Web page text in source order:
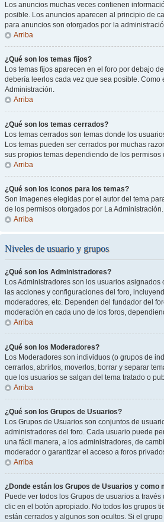
Los anuncios muchas veces contienen
posible. Los anuncios aparecen al principio de
para anuncios son otorgados por la
Arriba
¿Qué son los temas fijos?
Los temas fijos aparecen en el foro por debajo
debería leerlos cada vez que sea posible.
Administración.
Arriba
¿Qué son los temas cerrados?
Los temas cerrados son temas donde los
Los temas pueden ser cerrados por muchas
sus propios temas dependiendo de los
Arriba
¿Qué son los iconos para los temas?
Son imagenes elegidas por el autor del tema
de los permisos otorgados por La Administración.
Arriba
Niveles de usuario y grupos
¿Qué son los Administradores?
Los Administradores son los usuarios
las acciones y configuraciones del foro,
moderadores, etc. Dependen del fundador del
moderación en cada uno de los foros,
Arriba
¿Qué son los Moderadores?
Los Moderadores son individuos (o grupos de
cerrarlos, abrirlos, moverlos, borrar y separar
que los usuarios se salgan del tema tratado o
Arriba
¿Qué son los Grupos de Usuarios?
Los Grupos de Usuarios son conjuntos de
administradores del foro. Cada usuario puede
una fácil manera, a los administradores, de
moderador o garantizar el acceso a foros
Arriba
¿Donde están los Grupos de Usuarios y como
Puede ver todos los Grupos de usuarios a
clic en el botón apropiado. No todos los grupos
están cerrados y algunos son ocultos. Si el